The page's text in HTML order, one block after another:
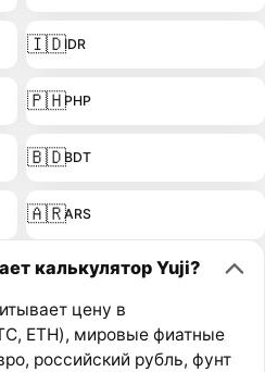
🇮🇩IDR
🇵🇭PHP
🇧🇩BDT
🇦🇷ARS
калькулятор Yuji?
цену в
ETH), мировые фиатные
российский рубль, фунт